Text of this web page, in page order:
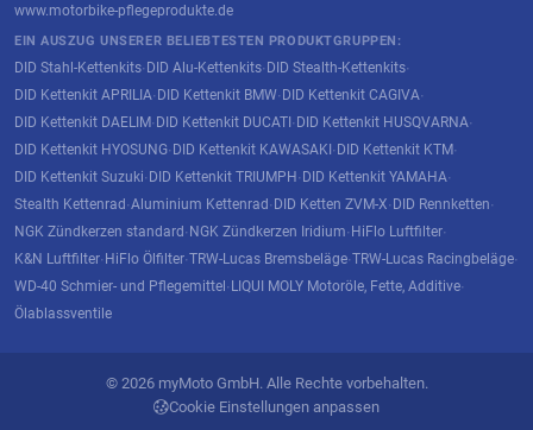
www.motorbike-pflegeprodukte.de
EIN AUSZUG UNSERER BELIEBTESTEN PRODUKTGRUPPEN:
DID Stahl-Kettenkits· DID Alu-Kettenkits· DID Stealth-Kettenkits·
DID Kettenkit APRILIA· DID Kettenkit BMW· DID Kettenkit CAGIVA·
DID Kettenkit DAELIM· DID Kettenkit DUCATI· DID Kettenkit HUSQVARNA·
DID Kettenkit HYOSUNG· DID Kettenkit KAWASAKI· DID Kettenkit KTM·
DID Kettenkit Suzuki· DID Kettenkit TRIUMPH· DID Kettenkit YAMAHA·
Stealth Kettenrad·Aluminium Kettenrad· DID Ketten ZVM-X· DID Rennketten·
NGK Zündkerzen standard· NGK Zündkerzen Iridium· HiFlo Luftfilter·
K&N Luftfilter· HiFlo Ölfilter·TRW-Lucas Bremsbeläge·TRW-Lucas Racingbeläge·
WD-40 Schmier- und Pflegemittel· LIQUI MOLY Motoröle, Fette, Additive·
Ölablassventile
© 2026 myMoto GmbH. Alle Rechte vorbehalten.
Cookie Einstellungen anpassen